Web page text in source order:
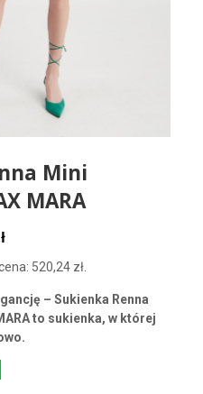
Mini
MARA
Aktualna
cena
520,24 zł.
520,24 zł.
– Sukienka Renna
to sukienka, w której